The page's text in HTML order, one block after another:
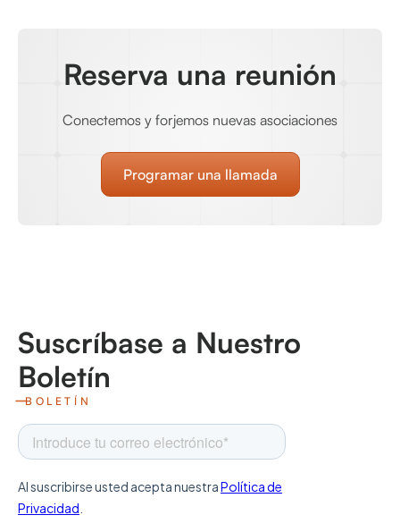
Reserva una reunión
Conectemos y forjemos nuevas asociaciones
Programar una llamada
Suscríbase a Nuestro
Boletín
BOLETÍN